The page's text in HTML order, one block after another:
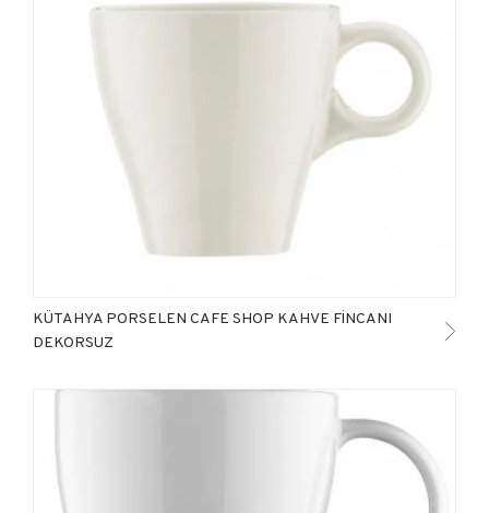
KÜTAHYA PORSELEN CAFE SHOP KAHVE FİNCANI
DEKORSUZ